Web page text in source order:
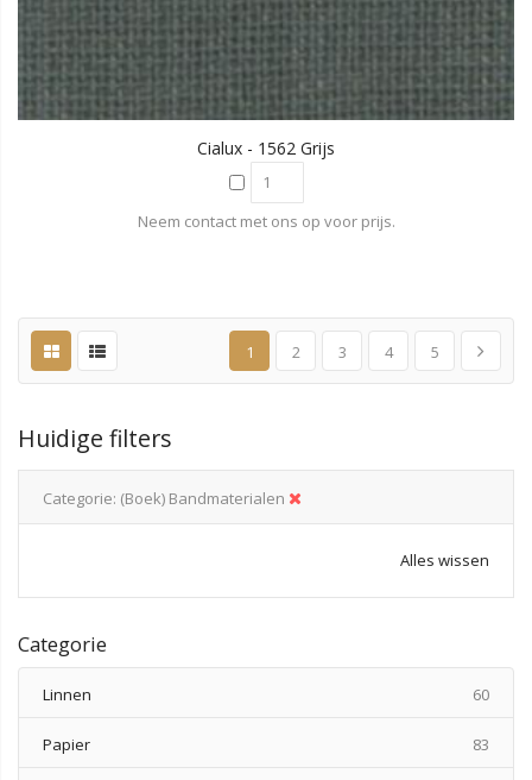
Cialux - 1562 Grijs
Neem contact met ons op voor prijs.
1 2 3 4 5
Huidige filters
Categorie (Boek) Bandmaterialen
Alles wissen
Categorie
Linnen 60
Papier 83